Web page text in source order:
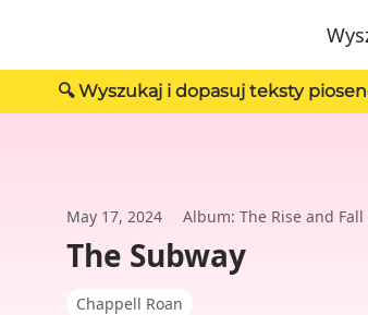
🔍 Wyszukaj i dopasuj teksty
May 17, 2024 Album: The Rise and
The Subway
Chappell Roan